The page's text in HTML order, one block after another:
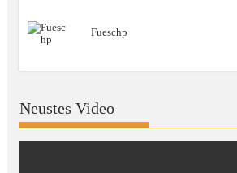
Fueschp
Neustes Video